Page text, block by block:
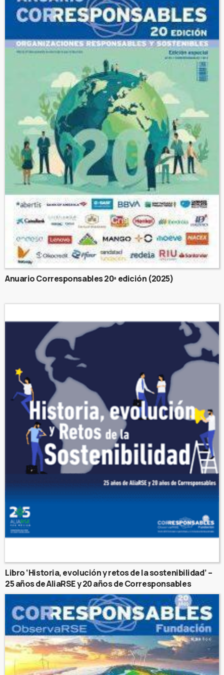
Anuario Corresponsables 20ª edición (2025)
Libro ‘Historia, evolución y retos de la sostenibilidad’ –
25 años de AliaRSE y 20 años de Corresponsables